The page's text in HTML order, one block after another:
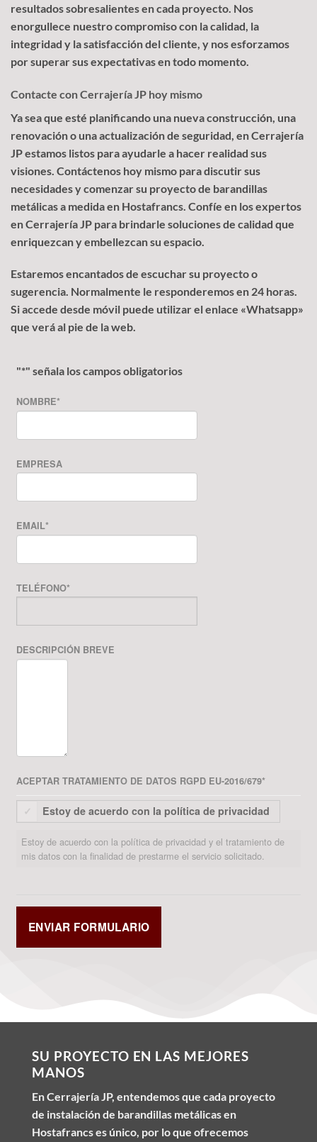
resultados sobresalientes en cada proyecto. Nos
enorgullece nuestro compromiso con la calidad, la
integridad y la satisfacción del cliente, y nos esforzamos
por superar sus expectativas en todo momento.
Contacte con Cerrajería JP hoy mismo
Ya sea que esté planificando una nueva construcción, una
renovación o una actualización de seguridad, en Cerrajería
JP estamos listos para ayudarle a hacer realidad sus
visiones. Contáctenos hoy mismo para discutir sus
necesidades y comenzar su proyecto de barandillas
metálicas a medida en Hostafrancs. Confíe en los expertos
en Cerrajería JP para brindarle soluciones de calidad que
enriquezcan y embellezcan su espacio.
Estaremos encantados de escuchar su proyecto o
sugerencia. Normalmente le responderemos en 24 horas.
Si accede desde móvil puede utilizar el enlace «Whatsapp»
que verá al pie de la web.
"*" señala los campos obligatorios
NOMBRE*
EMPRESA
EMAIL*
TELÉFONO*
DESCRIPCIÓN BREVE
ACEPTAR TRATAMIENTO DE DATOS RGPD EU-2016/679*
Estoy de acuerdo con la política de privacidad
Estoy de acuerdo con la política de privacidad y el tratamiento de
mis datos con la finalidad de prestarme el servicio solicitado.
SU PROYECTO EN LAS MEJORES
MANOS
En Cerrajería JP, entendemos que cada proyecto
de instalación de barandillas metálicas en
Hostafrancs es único, por lo que ofrecemos